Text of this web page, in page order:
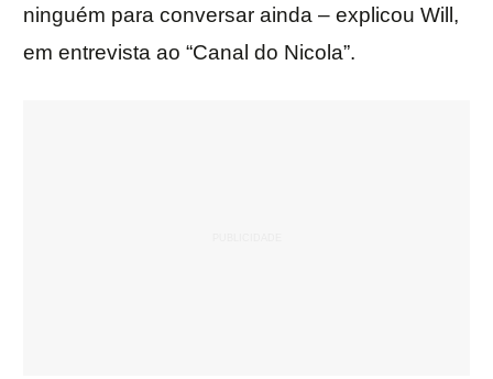
ninguém para conversar ainda – explicou Will,
em entrevista ao “Canal do Nicola”.